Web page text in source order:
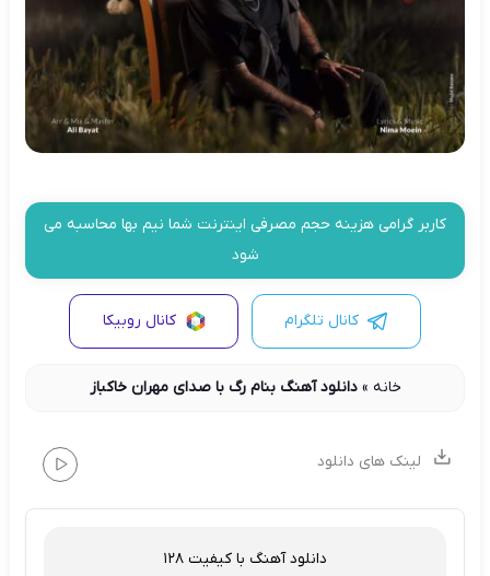
کاربر گرامی هزینه حجم مصرفی اینترنت شما نیم بها محاسبه می
شود
کانال تلگرام کانال روبیکا
خانه »دانلود آهنگ بنام رگ با صدای مهران خاکباز
لینک های دانلود
دانلود آهنگ با کیفیت 128